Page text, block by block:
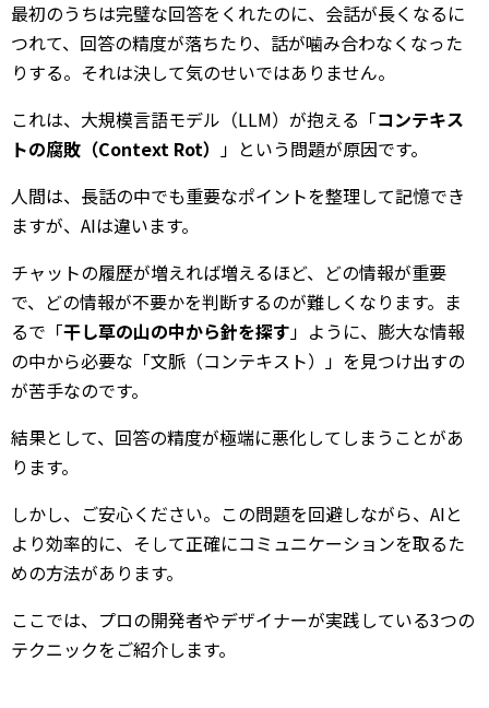
最初のうちは完璧な回答をくれたのに、会話が長くなるに
つれて、回答の精度が落ちたり、話が噛み合わなくなった
りする。それは決して気のせいではありません。
これは、大規模言語モデル（LLM）が抱える「コンテキス
トの腐敗（Context Rot） 」という問題が原因です。
人間は、長話の中でも重要なポイントを整理して記憶でき
ますが、AIは違います。
チャットの履歴が増えれば増えるほど、どの情報が重要
で、どの情報が不要かを判断するのが難しくなります。ま
るで「干し草の山の中から針を探す」ように、膨大な情報
の中から必要な「文脈（コンテキスト）」を見つけ出すの
が苦手なのです。
結果として、回答の精度が極端に悪化してしまうことがあ
ります。
しかし、ご安心ください。この問題を回避しながら、AIと
より効率的に、そして正確にコミュニケーションを取るた
めの方法があります。
ここでは、プロの開発者やデザイナーが実践している3つの
テクニックをご紹介します。